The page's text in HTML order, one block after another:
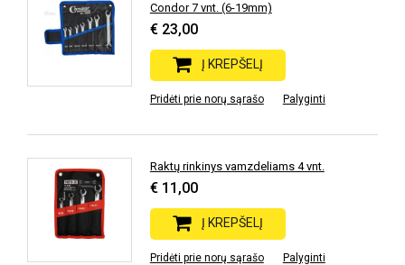
Condor 7 vnt. (6-19mm)
€ 23,00
Į KREPŠELĮ
Pridėti prie norų sąrašo Palyginti
Raktų rinkinys vamzdeliams 4 vnt.
€ 11,00
Į KREPŠELĮ
Pridėti prie norų sąrašo Palyginti